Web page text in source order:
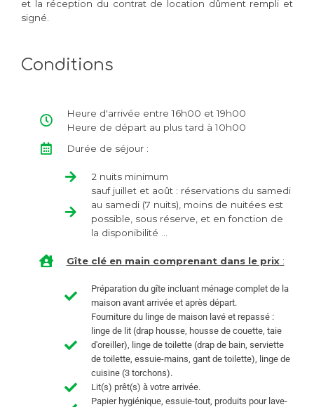
et la réception du contrat de location dûment rempli et
signé.
Conditions
Heure d'arrivée entre 16h00 et 19h00
Heure de départ au plus tard à 10h00
Durée de séjour :
2 nuits minimum
sauf juillet et août : réservations du samedi
au samedi (7 nuits), moins de nuitées est
possible, sous réserve, et en fonction de
la disponibilité …
Gîte clé en main comprenant dans le prix:
Préparation du gîte incluant ménage complet de la
maison avant arrivée et après départ.
Fourniture du linge de maison lavé et repassé :
linge de lit (drap housse, housse de couette, taie
d'oreiller), linge de toilette (drap de bain, serviette
de toilette, essuie-mains, gant de toilette), linge de
cuisine (3 torchons).
Lit(s) prêt(s) à votre arrivée.
Papier hygiénique, essuie-tout, produits pour lave-